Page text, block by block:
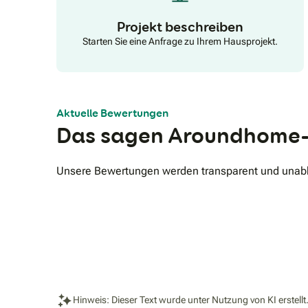
Mitglied in der europäischen Verbandsgruppe "DER
KREIS" und erhält somit Küchenmodelle zu günstigen
Konditionen. Aufgrund der stetigen Schulungen
Projekt beschreiben
Starten Sie eine Anfrage zu Ihrem Hausprojekt.
Aktuelle Bewertungen
Das sagen
Unsere Bewertungen werden transparent und
Hinweis: Dieser Text wurde unter Nutzung von KI erstellt.